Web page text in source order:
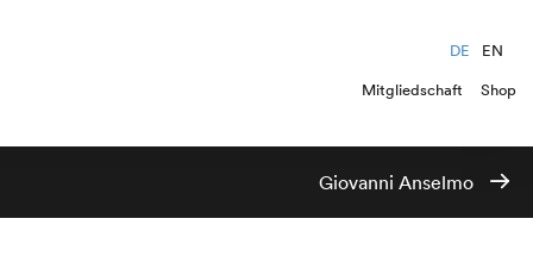
DE
EN
Mitgliedschaft
Shop
Giovanni Anselmo